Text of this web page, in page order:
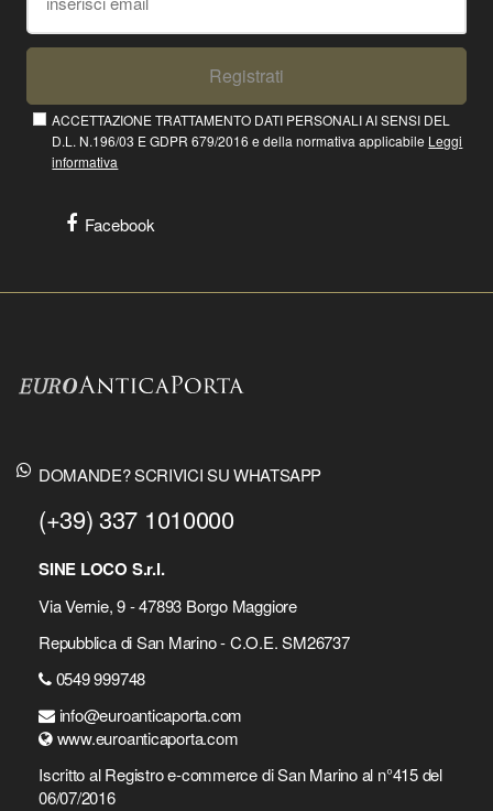
Registrati
ACCETTAZIONE TRATTAMENTO DATI PERSONALI AI SENSI DEL
D.L. N.196/03 E GDPR 679/2016 e della normativa applicabile Leggi
informativa
Facebook
DOMANDE? SCRIVICI SU WHATSAPP
(+39) 337 1010000
SINE LOCO S.r.l.
Via Vernie, 9 - 47893 Borgo Maggiore
Repubblica di San Marino - C.O.E. SM26737
0549 999748
info@euroanticaporta.com
www.euroanticaporta.com
Iscritto al Registro e-commerce di San Marino al n°415 del
06/07/2016